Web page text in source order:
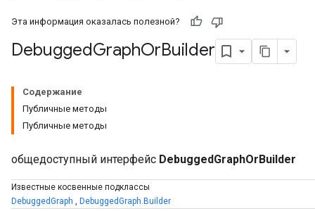
Эта информация оказалась полезной?
DebuggedGraphOrBuilder
Содержание
Публичные методы
Публичные методы
общедоступный интерфейс DebuggedGraphOrBuilder
Известные косвенные подклассы
DebuggedGraph , DebuggedGraph.Builder